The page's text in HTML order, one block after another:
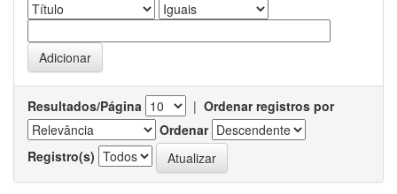
Resultados/Página | Ordenar registros por
Ordenar
Registro(s)